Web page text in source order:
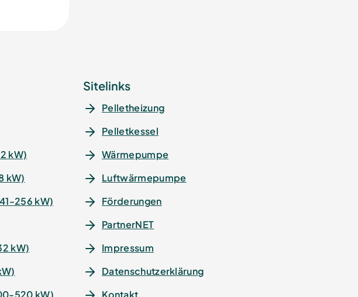
kW)
kW)
256 kW)
kW)
520 kW)
Sitelinks
Pelletheizung
Pelletkessel
Wärmepumpe
Luftwärmepumpe
Förderungen
PartnerNET
Impressum
Datenschutz­erklärung
Kontakt